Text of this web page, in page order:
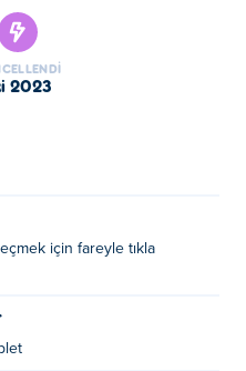
her aşamada çeşitli
Dosya, Cep
ve Roketatar.
Tüm Henry Stickman
farenin sol düğmesini
her seviyedeki çeşitli
2023
için fareyle tıkla